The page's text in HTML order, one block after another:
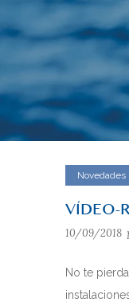
Novedades
VÍDEO-
10/09/2018
No te